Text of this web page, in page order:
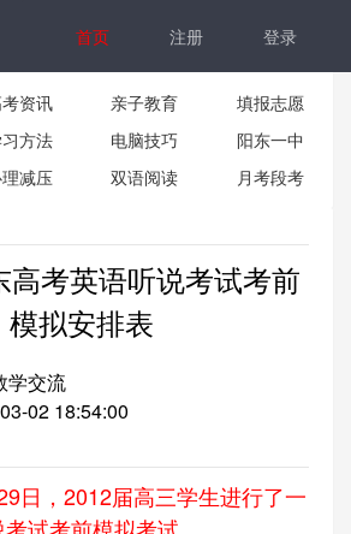
首页 注册 登录
资讯 亲子教育
填报志愿
方法 电脑技巧
阳东一中
减压 双语阅读 月考段考
高考英语听说考试考前
模拟安排表
学交流
02 18:54:00
日，2012届高三学生进行了一